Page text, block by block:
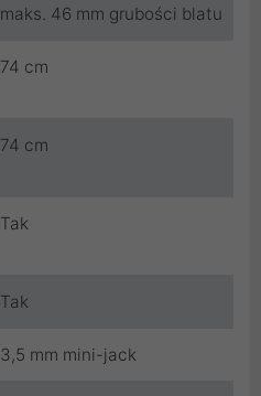
maks. 46 mm grubości blatu
74 cm
74 cm
Tak
Tak
3,5 mm mini-jack